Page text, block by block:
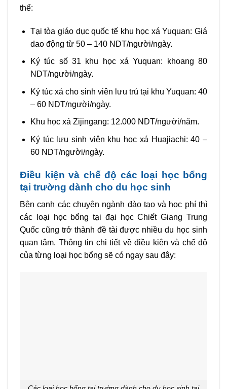
thể:
Tại tòa giáo dục quốc tế khu học xá Yuquan: Giá
dao động từ 50 – 140 NDT/người/ngày.
Ký túc số 31 khu học xá Yuquan: khoang 80
NDT/người/ngày.
Ký túc xá cho sinh viên lưu trú tại khu Yuquan: 40
– 60 NDT/người/ngày.
Khu học xá Zijingang: 12.000 NDT/người/năm.
Ký túc lưu sinh viên khu học xá Huajiachi: 40 –
60 NDT/người/ngày.
Điều kiện và chế độ các loại học bổng
tại trường dành cho du học sinh
Bên cạnh các chuyên ngành đào tạo và học phí thì
các loại học bổng tại đại học Chiết Giang Trung
Quốc cũng trở thành đề tài được nhiều du học sinh
quan tâm. Thông tin chi tiết về điều kiện và chế độ
của từng loại học bổng sẽ có ngay sau đây: